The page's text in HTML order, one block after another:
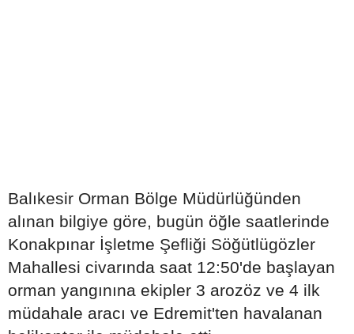
Balıkesir Orman Bölge Müdürlüğünden
alınan bilgiye göre, bugün öğle saatlerinde
Konakpınar İşletme Şefliği Söğütlügözler
Mahallesi civarında saat 12:50'de başlayan
orman yangınına ekipler 3 arozöz ve 4 ilk
müdahale aracı ve Edremit'ten havalanan